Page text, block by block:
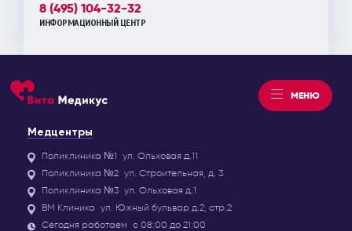
8 (495) 104-32-32
ИНФОРМАЦИОННЫЙ ЦЕНТР
МЕНЮ
Медцентры
Поликлиника №1 ул. Ольховая д.11
Поликлиника №2 ул. Строительная, д. 3
Поликлиника №3 ул. Ольховая д.1
ВМ Клиника ул. Южный бульвар д.2, стр.2
Сегодня работаем с 08:00 до 21:00